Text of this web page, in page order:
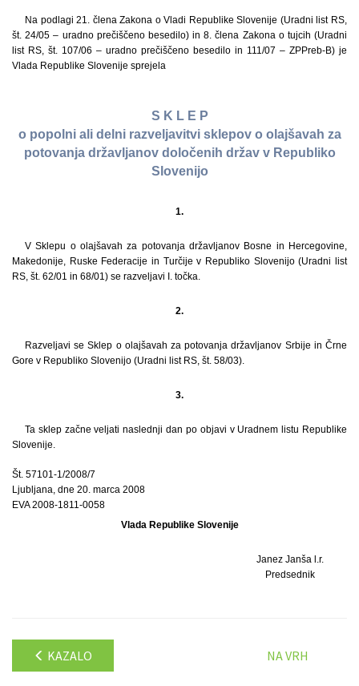
Na podlagi 21. člena Zakona o Vladi Republike Slovenije (Uradni list RS,
št. 24/05 – uradno prečiščeno besedilo) in 8. člena Zakona o tujcih (Uradni
list RS, št. 107/06 – uradno prečiščeno besedilo in 111/07 – ZPPreb-B) je
Vlada Republike Slovenije sprejela
S K L E P
o popolni ali delni razveljavitvi sklepov o olajšavah za
potovanja državljanov določenih držav v Republiko
Slovenijo
1.
V Sklepu o olajšavah za potovanja državljanov Bosne in Hercegovine,
Makedonije, Ruske Federacije in Turčije v Republiko Slovenijo (Uradni list
RS, št. 62/01 in 68/01) se razveljavi I. točka.
2.
Razveljavi se Sklep o olajšavah za potovanja državljanov Srbije in Črne
Gore v Republiko Slovenijo (Uradni list RS, št. 58/03).
3.
Ta sklep začne veljati naslednji dan po objavi v Uradnem listu Republike
Slovenije.
Št. 57101-1/2008/7
Ljubljana, dne 20. marca 2008
EVA 2008-1811-0058
Vlada Republike Slovenije
Janez Janša l.r.
Predsednik
KAZALO NA VRH